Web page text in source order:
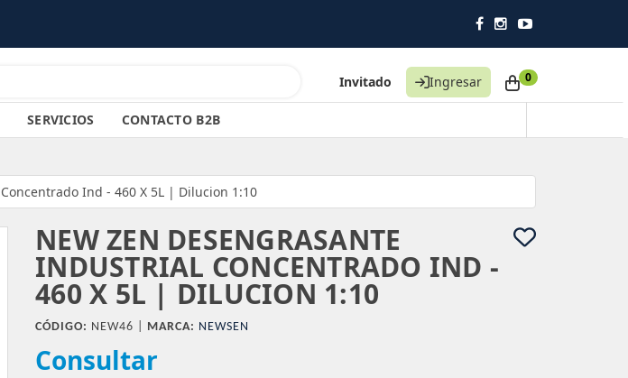
Invitado Ingresar 0
SERVICIOS CONTACTO B2B
Ind - 460 X 5L | Dilucion 1:10
NEW ZEN DESENGRASANTE
INDUSTRIAL CONCENTRADO IND -
460 X 5L | DILUCION 1:10
CÓDIGO: NEW46 | MARCA: NEWSEN
Consultar